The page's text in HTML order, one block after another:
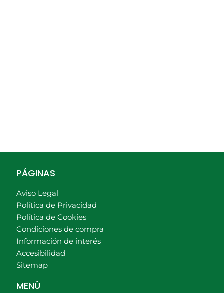
PÁGINAS
Aviso Legal
Política de Privacidad
Política de Cookies
Condiciones de compra
Información de interés
Accesibilidad
Sitemap
MENÚ